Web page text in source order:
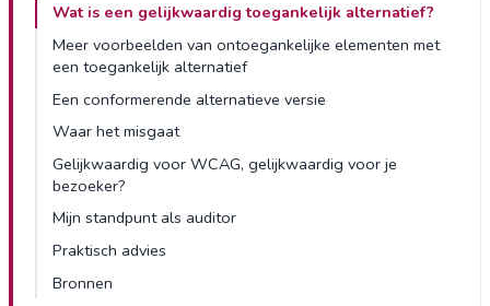
Wat is een gelijkwaardig toegankelijk alternatief?
Meer voorbeelden van ontoegankelijke elementen met
een toegankelijk alternatief
Een conformerende alternatieve versie
Waar het misgaat
Gelijkwaardig voor WCAG, gelijkwaardig voor je
bezoeker?
Mijn standpunt als auditor
Praktisch advies
Bronnen